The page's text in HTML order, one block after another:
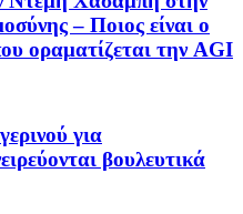
– Ποιος είναι ο
οραματίζεται την AGI
για
βουλευτικά